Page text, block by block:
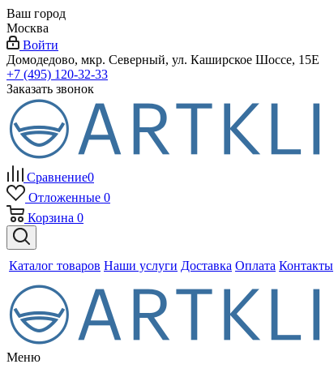
Ваш город
Москва
Войти
Домодедово, мкр. Северный, ул. Каширское Шоссе, 15Е
+7 (495) 120-32-33
Заказать звонок
Сравнение0
Отложенные 0
Корзина 0
Каталог товаров Наши услуги Доставка Оплата Контакты
Меню